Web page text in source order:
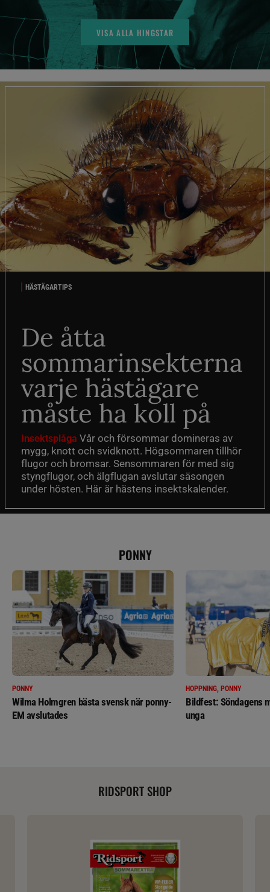
VISA ALLA HINGSTAR
HÄSTÄGARTIPS
De åtta
sommarinsekterna
varje hästägare
måste ha koll på
Insektsplåga Vår och försommar domineras av
mygg, knott och svidknott. Högsommaren tillhör
flugor och bromsar. Sensommaren för med sig
styngflugor, och älgflugan avslutar säsongen
under hösten. Här är hästens insektskalender.
PONNY
PONNY
Wilma Holmgren bästa svensk när ponny-
EM avslutades
HOPPNING, PONNY
Bildfest: Söndagens
unga
RIDSPORT SHOP